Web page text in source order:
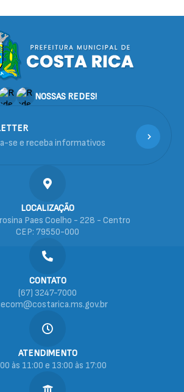
NOSSAS REDES!
LOCALIZAÇÃO
Paes Coelho - 228 - Centro
CEP: 79550-000
CONTATO
(67) 3247-7000
ATENDIMENTO
às 11:00 e 13:00 às 17:00
se e receba informativos